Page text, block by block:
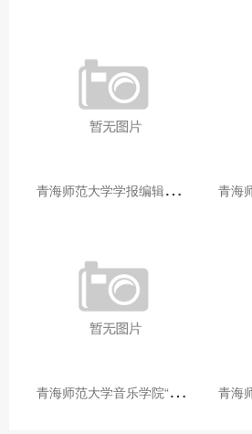
青
海师范大学学报编辑部赴大通县城关镇上毛佰胜村开展帮扶慰问活动
青
海师范大学音乐学院“青舞华章”本科舞蹈专业中期汇报圆满落幕